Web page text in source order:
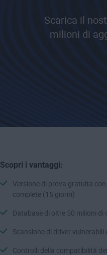
Scarica il
milioni di
Scopri i vantaggi:
Versione di prova gratuita
complete (15 giorni)
Database di oltre 50 milioni di
Scansione di driver vulnerabili
Controlli della compatibilità